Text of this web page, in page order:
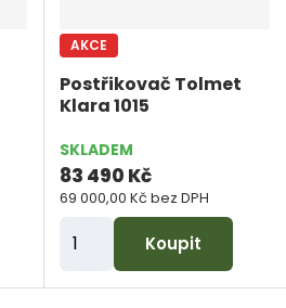
AKCE
Postřikovač Tolmet
Klara 1015
83 490 Kč
69 000,00 Kč bez DPH
ě
Koupit
SKLADEM